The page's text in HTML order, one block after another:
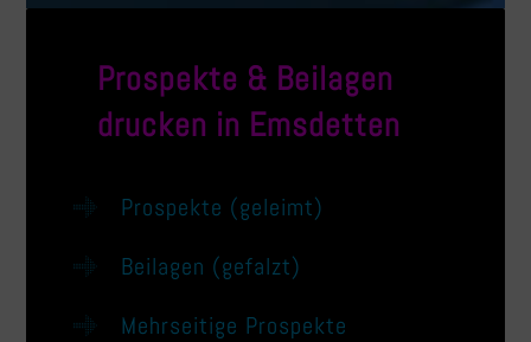
Prospekte & Beilagen
drucken in Emsdetten
Prospekte (geleimt)
Beilagen (gefalzt)
Mehrseitige Prospekte